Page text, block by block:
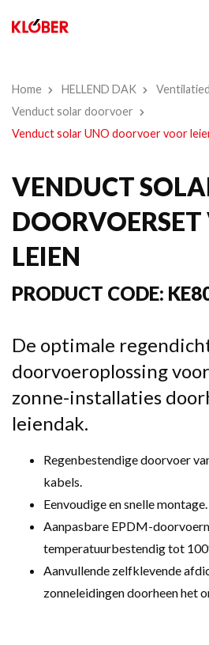
Home HELLEND DAK
Venduct solar doorvoer
Venduct solar UNO doorvoer voor
VENDUCT
LEIEN
PRODUCT CODE:
De optimale
doorvoeroplossing
zonne-installaties
leiendak.
Regenbestendige doorvoer
kabels.
Eenvoudige en snelle montage.
Aanpasbare EPDM-
temperatuurbestendig tot
Aanvullende zelfklevende
zonneleidingen doorheen het